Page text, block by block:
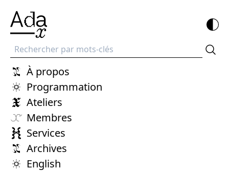
Recherche
À propos
Programmation
Ateliers
Membres
Services
Archives
English